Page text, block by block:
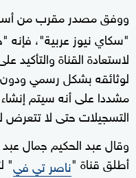
ووفق مصدر مقرب من
"سكاي نيوز عربية"،
لاستعادة القناة والتأكيد
لوثائقه بشكل رسمي
مشددا على أنه سيتم
التسجيلات حتى لا تتعرض
وقال عبد الحكيم جمال عبد
أطلق قناة "ناصر تي في"